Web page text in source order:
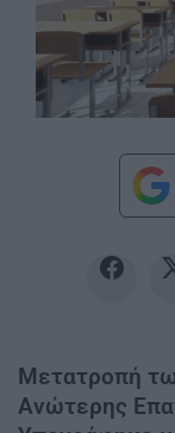
Μετατροπή
Ανώτερης